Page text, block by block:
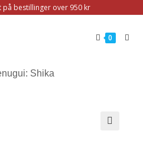
på bestillinger over 950 kr
0
Shika